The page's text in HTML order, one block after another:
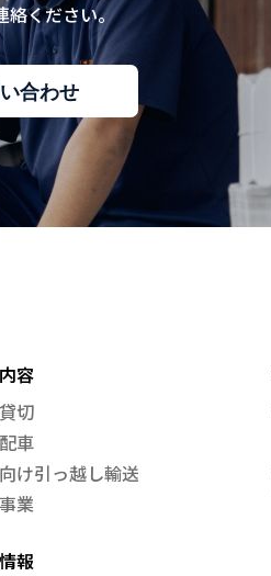
絡ください。
合わせ
容
切
車
け引っ越し輸送
業
報